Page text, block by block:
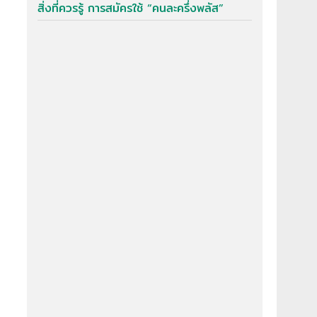
สิ่งที่ควรรู้ การสมัครใช้ “คนละครึ่งพลัส”